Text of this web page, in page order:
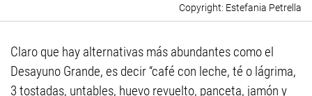
Estefania Petrella
Claro que hay alternativas más abundantes como el
Desayuno Grande, es decir “café con leche, té o lágrima,
3 tostadas, untables, huevo revuelto, panceta, jamón y